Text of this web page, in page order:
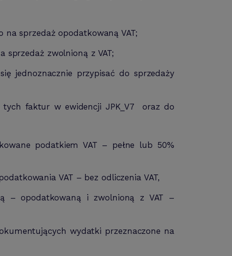
sprzedaż opodatkowaną VAT;
zwolnioną z VAT;
jednoznacznie przypisać do sprzedaży
tych faktur w ewidencji JPK_V7 oraz do
podatkiem VAT – pełne lub 50%
VAT – bez odliczenia VAT,
– opodatkowaną i zwolnioną z VAT –
wydatki przeznaczone na